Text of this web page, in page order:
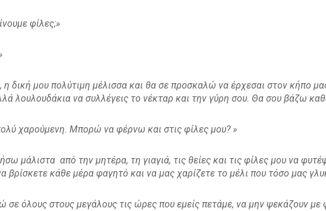
φίλες;»
η δική μου πολύτιμη μέλισσα και θα σε προσκαλώ να έρχεσαι στον κήπο
λουλουδάκια να συλλέγεις το νέκταρ και την γύρη σου. Θα σου βάζω
χαρούμενη. Μπορώ να φέρνω και στις φίλες μου? »
μάλιστα από την μητέρα, τη γιαγιά, τις θείες και τις φίλες μου να
βρίσκετε κάθε μέρα φαγητό και να μας χαρίζετε το μέλι που τόσο μας
σε όλους στους μεγάλους τις ώρες που εμείς πετάμε, να μην ψεκάζουν